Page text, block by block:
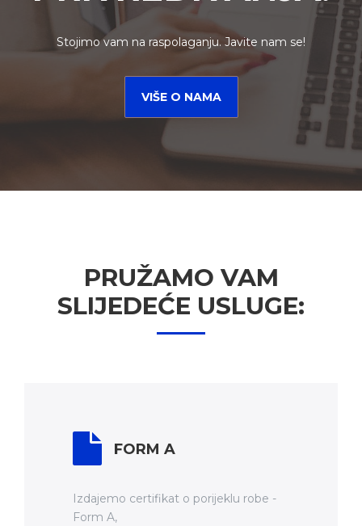
Stojimo vam na raspolaganju. Javite nam se!
VIŠE O NAMA
PRUŽAMO VAM
SLIJEDEĆE USLUGE:
FORM A
Izdajemo certifikat o porijeklu robe -
Form A,